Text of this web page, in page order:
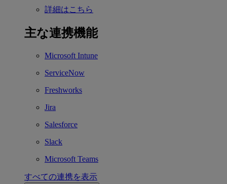
詳細はこちら
主な連携機能
Microsoft Intune
ServiceNow
Freshworks
Jira
Salesforce
Slack
Microsoft Teams
すべての連携を表示